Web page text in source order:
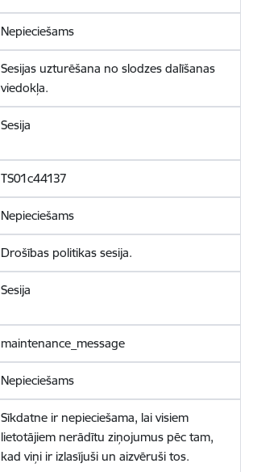
Nepieciešams
Sesijas uzturēšana no slodzes dalīšanas
viedokļa.
Sesija
TS01c44137
Nepieciešams
Drošības politikas sesija.
Sesija
maintenance_message
Nepieciešams
Sīkdatne ir nepieciešama, lai visiem
lietotājiem nerādītu ziņojumus pēc tam,
kad viņi ir izlasījuši un aizvēruši tos.